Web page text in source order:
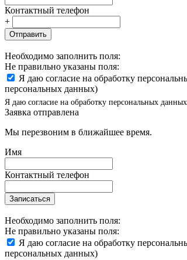
Контактный телефон
+
Отправить
Необходимо заполнить поля:
Не правильно указаны поля:
Я даю согласие на обработку
персональных данных)
Я даю согласие на обработку персональных
Заявка отправлена
Мы перезвоним в ближайшее время.
Имя
Контактный телефон
Записаться
Необходимо заполнить поля:
Не правильно указаны поля:
Я даю согласие на обработку
персональных данных)